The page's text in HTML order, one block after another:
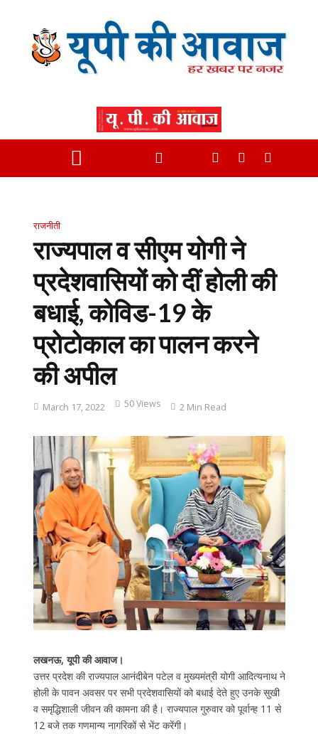
राजनीती
राज्यपाल व सीएम योगी ने
प्रदेशवासियों को दीं होली की
बधाई, कोविड-19 के
प्रोटोकाल का पालन करने
की अपील
March 17, 2022 50 Views 2 Min Read
लखनऊ, यूपी की आवाज।
उत्तर प्रदेश की राज्यपाल आनंदीबेन पटेल व मुख्यमंत्री योगी आदित्यनाथ ने
होली के पावन अवसर पर सभी प्रदेशवासियों को बधाई देते हुए उनके सुखी
व समृद्धिशाली जीवन की कामना की है। राज्यपाल गुरुवार को पूर्वान्ह 11 से
12 बजे तक गणमान्य नागरिकों से भेंट करेंगी।